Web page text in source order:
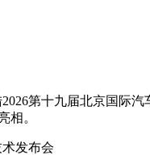
第十九届北京国际
相。
发布会